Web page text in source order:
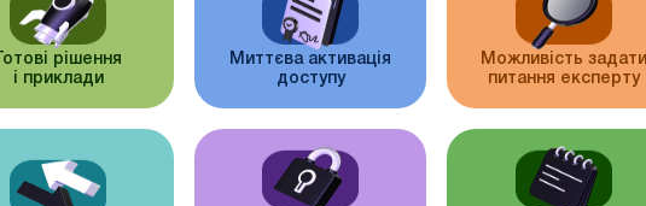
Готові рішення
і приклади
Миттєва активація
доступу
Можливість задати
питання експерту